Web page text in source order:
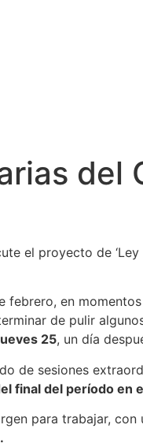
del
el proyecto de
en
de pulir
25, un día
sesiones
final del período en
para trabajar,